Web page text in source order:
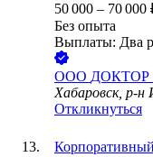
50 000 – 70 000
Без опыта
Выплаты: Два
ООО
Хабаровск, р-
Откликнуться
Корпоративный